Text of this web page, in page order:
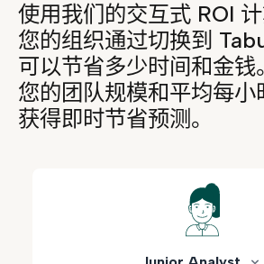
使用我们的交互式 ROI
您的组织通过切换到
可以节省多少时间和金钱
您的团队规模和平均每小
获得即时节省预测。